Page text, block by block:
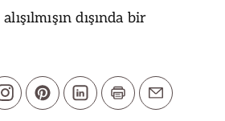
dışında bir